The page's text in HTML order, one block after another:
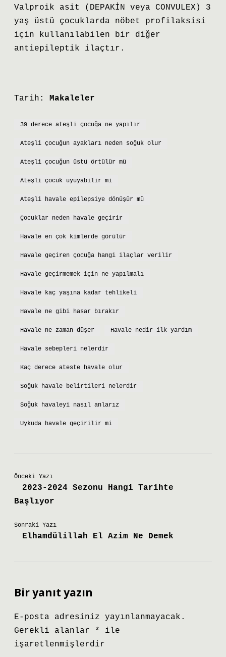
Valproik asit (DEPAKİN veya CONVULEX) 3
yaş üstü çocuklarda nöbet profilaksisi
için kullanılabilen bir diğer
antiepileptik ilaçtır.
Tarih: Makaleler
39 derece ateşli çocuğa ne yapılır
Ateşli çocuğun ayakları neden soğuk olur
Ateşli çocuğun üstü örtülür mü
Ateşli çocuk uyuyabilir mi
Ateşli havale epilepsiye dönüşür mü
Çocuklar neden havale geçirir
Havale en çok kimlerde görülür
Havale geçiren çocuğa hangi ilaçlar verilir
Havale geçirmemek için ne yapılmalı
Havale kaç yaşına kadar tehlikeli
Havale ne gibi hasar bırakır
Havale ne zaman düşer Havale nedir ilk yardım
Havale sebepleri nelerdir
Kaç derece ateste havale olur
Soğuk havale belirtileri nelerdir
Soğuk havaleyi nasıl anlarız
Uykuda havale geçirilir mi
Önceki Yazı
2023-2024 Sezonu Hangi Tarihte
Başlıyor
Sonraki Yazı
Elhamdülillah El Azim Ne Demek
Bir yanıt yazın
E-posta adresiniz yayınlanmayacak.
Gerekli alanlar
*
ile
işaretlenmişlerdir